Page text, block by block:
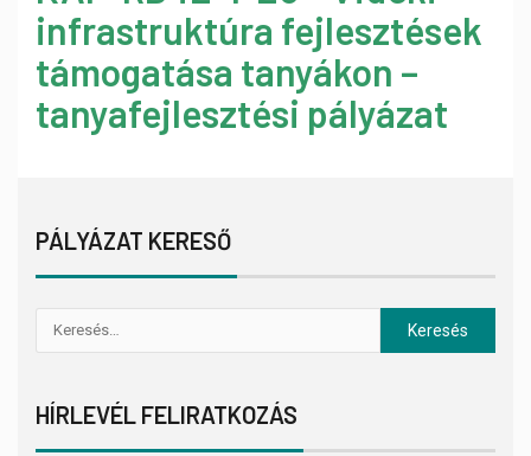
infrastruktúra fejlesztések
támogatása tanyákon –
tanyafejlesztési pályázat
PÁLYÁZAT KERESŐ
HÍRLEVÉL FELIRATKOZÁS